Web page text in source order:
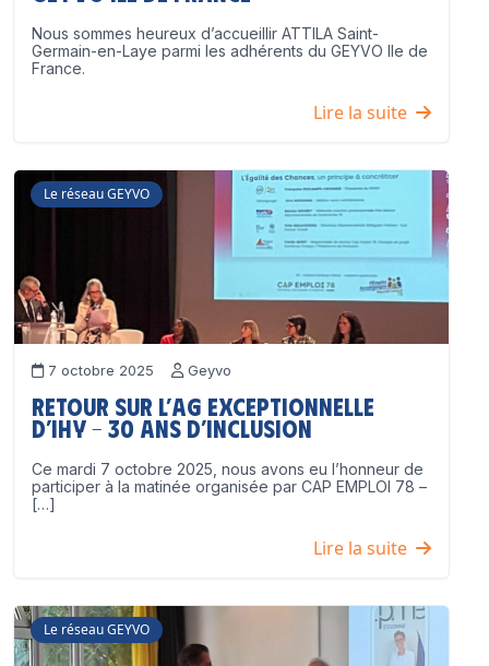
Nous sommes heureux d’accueillir ATTILA Saint-
Germain-en-Laye parmi les adhérents du GEYVO Ile de
France.
Lire la suite
Le réseau GEYVO
7 octobre 2025 Geyvo
Retour sur l’AG exceptionnelle
d’IHY – 30 ans d’inclusion
Ce mardi 7 octobre 2025, nous avons eu l’honneur de
participer à la matinée organisée par CAP EMPLOI 78 –
[…]
Lire la suite
Le réseau GEYVO